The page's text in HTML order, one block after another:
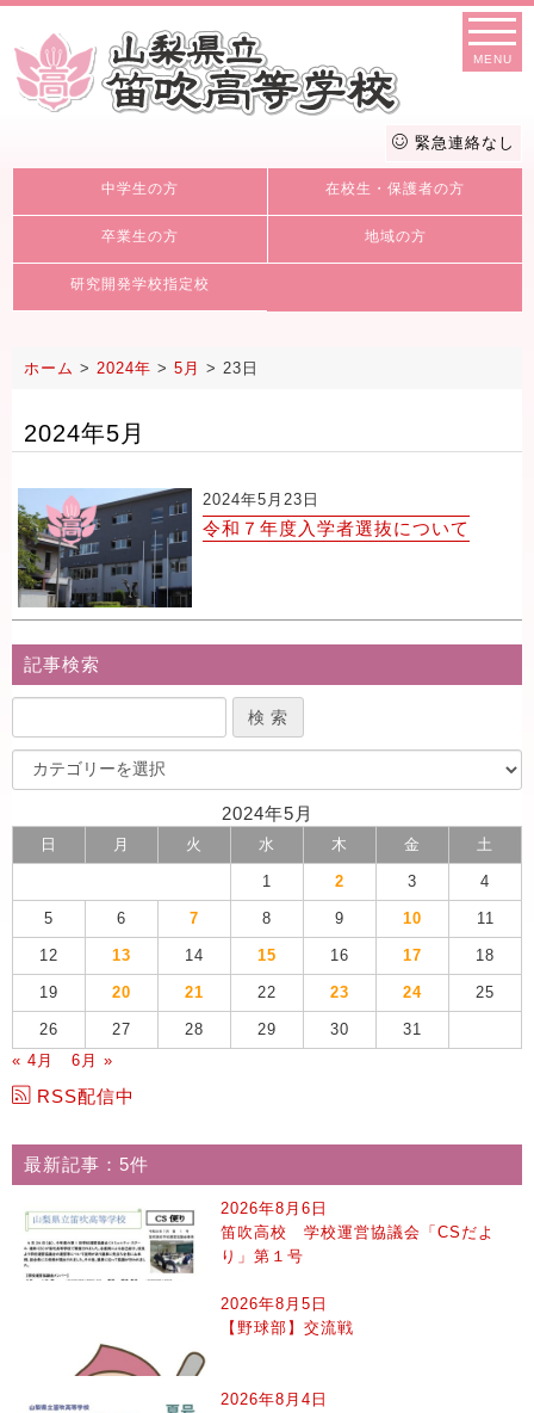
MENU
緊急連絡なし
中学生の方 在校生・保護者の方
卒業生の方 地域の方
研究開発学校指定校
ホーム > 2024年 > 5月 > 23日
2024年5月
2024年5月23日
令和７年度入学者選抜について
記事検索
2024年5月
日 月 火 水 木 金 土
1 2 3 4
5 6 7 8 9 10 11
12 13 14 15 16 17 18
19 20 21 22 23 24 25
26 27 28 29 30
31
« 4月
6月 »
RSS配信中
最新記事：5件
2026年8月6日
笛吹高校 学校運営協議会「CSだよ
り」第１号
2026年8月5日
【野球部】交流戦
2026年8月4日